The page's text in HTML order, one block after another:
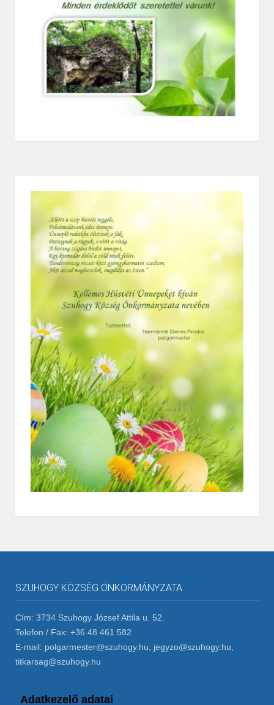
SZUHOGY KÖZSÉG ÖNKORMÁNYZATA
Cím: 3734 Szuhogy József Attila u. 52.
Telefon / Fax: +36 48 461 582
E-mail: polgarmester@szuhogy.hu, jegyzo@szuhogy.hu,
titkarsag@szuhogy.hu